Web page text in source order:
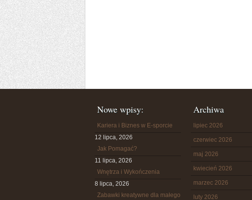
Nowe wpisy:
Kariera i Biznes w E-sporcie
12 lipca, 2026
Jak Pomagać?
11 lipca, 2026
Wnętrza i Wykończenia
8 lipca, 2026
Zabawki kreatywne dla małego
Archiwa
lipiec 2026
czerwiec 2026
maj 2026
kwiecień 2026
marzec 2026
luty 2026